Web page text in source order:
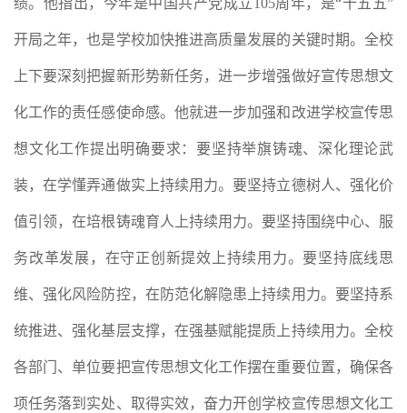
绩。他指出，今年是中国共产党成立105周年，是“十五五”
开局之年，也是学校加快推进高质量发展的关键时期。全校
上下要深刻把握新形势新任务，进一步增强做好宣传思想文
化工作的责任感使命感。他就进一步加强和改进学校宣传思
想文化工作提出明确要求：要坚持举旗铸魂、深化理论武
装，在学懂弄通做实上持续用力。要坚持立德树人、强化价
值引领，在培根铸魂育人上持续用力。要坚持围绕中心、服
务改革发展，在守正创新提效上持续用力。要坚持底线思
维、强化风险防控，在防范化解隐患上持续用力。要坚持系
统推进、强化基层支撑，在强基赋能提质上持续用力。全校
各部门、单位要把宣传思想文化工作摆在重要位置，确保各
项任务落到实处、取得实效，奋力开创学校宣传思想文化工